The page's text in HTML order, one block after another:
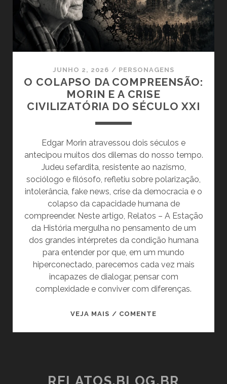
MUNDO
QUE
O
CHAMA
DE
JUNHO 2, 2026 / PERSONAGENS
O COLAPSO DA COMPREENSÃO:
MORIN E A CRISE
CIVILIZATÓRIA DO SÉCULO XXI
Edgar Morin atravessou dois séculos e
antecipou muitos dos dilemas do nosso tempo.
Judeu sefardita, resistente ao nazismo,
sociólogo e filósofo, refletiu sobre polarização,
intolerância, fake news, crise da democracia e o
colapso da capacidade humana de
compreender. Neste artigo, Relatos – A Estação
da História mergulha no pensamento de um
dos grandes intérpretes da condição humana
para entender por que, em um mundo
hiperconectado, parecemos cada vez mais
incapazes de dialogar, pensar com
complexidade e conviver com diferenças.
VEJA MAIS / COMENTEO